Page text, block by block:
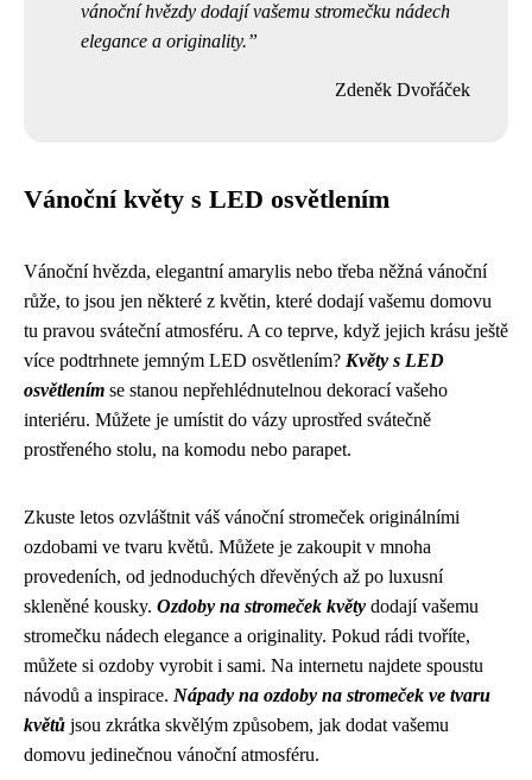
vánoční hvězdy dodají vašemu stromečku nádech
elegance a originality.
Zdeněk Dvořáček
Vánoční květy s LED osvětlením
Vánoční hvězda, elegantní amarylis nebo třeba něžná vánoční
růže, to jsou jen některé z květin, které dodají vašemu domovu
tu pravou sváteční atmosféru. A co teprve, když jejich krásu ještě
více podtrhnete jemným LED osvětlením? Květy s LED
osvětlením se stanou nepřehlédnutelnou dekorací vašeho
interiéru. Můžete je umístit do vázy uprostřed svátečně
prostřeného stolu, na komodu nebo parapet.
Zkuste letos ozvláštnit váš vánoční stromeček originálními
ozdobami ve tvaru květů. Můžete je zakoupit v mnoha
provedeních, od jednoduchých dřevěných až po luxusní
skleněné kousky. Ozdoby na stromeček květy dodají vašemu
stromečku nádech elegance a originality. Pokud rádi tvoříte,
můžete si ozdoby vyrobit i sami. Na internetu najdete spoustu
návodů a inspirace. Nápady na ozdoby na stromeček ve tvaru
květů jsou zkrátka skvělým způsobem, jak dodat vašemu
domovu jedinečnou vánoční atmosféru.